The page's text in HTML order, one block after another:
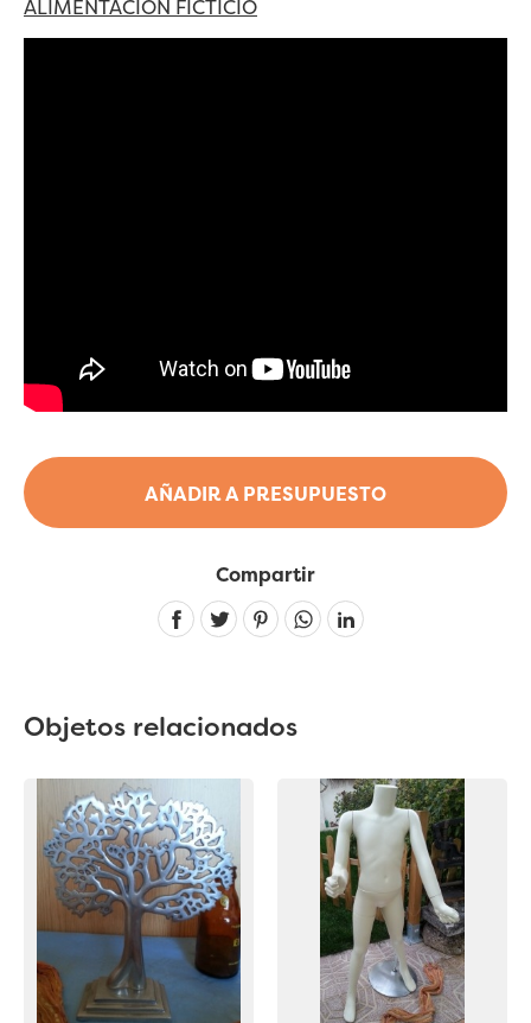
AÑADIR A PRESUPUESTO
ALIMENTACIÓN FICTICIO
Compartir
Linkedin
Objetos relacionados